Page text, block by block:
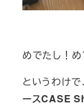
めでたし！め
というわけで
ースCASE